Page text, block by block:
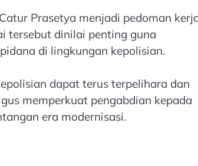
Prasetya menjadi pedoman
tersebut dinilai penting guna
di lingkungan kepolisian.
dapat terus terpelihara dan
memperkuat pengabdian kepada
era modernisasi.